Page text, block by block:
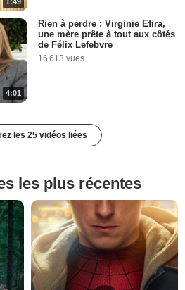
4:01
Rien à perdre : Virginie Efira,
une mère prête à tout aux côtés
de Félix Lefebvre
16 613 vues
les 25 vidéos liées
les plus récentes